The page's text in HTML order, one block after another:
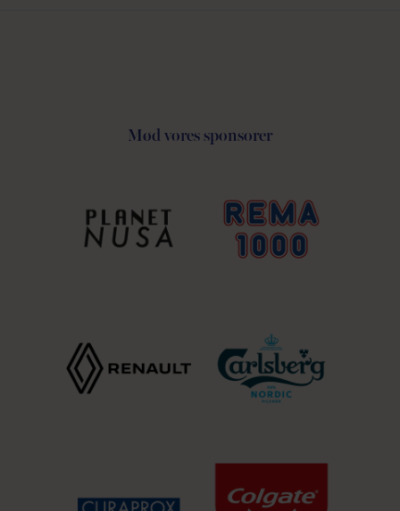
Mød vores sponsorer